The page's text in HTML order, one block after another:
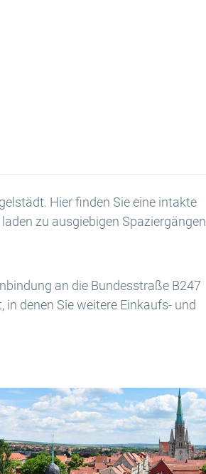
Hier finden Sie eine intakte
zu ausgiebigen Spaziergängen
an die Bundesstraße B247
denen Sie weitere Einkaufs- und